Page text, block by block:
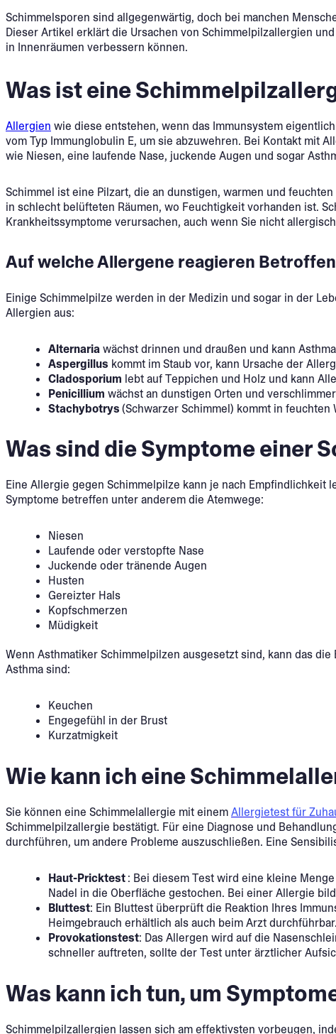
Schimmelsporen sind allgegenwärtig, doch bei manchen
Dieser Artikel erklärt die Ursachen von Schimmelpilzallergien
in Innenräumen verbessern können.
Was ist eine
Allergien wie diese entstehen, wenn das Immunsystem
vom Typ Immunglobulin E, um sie abzuwehren. Bei Kontakt mit
wie Niesen, eine laufende Nase, juckende Augen und sogar
Schimmel ist eine Pilzart, die an dunstigen, warmen und
in schlecht belüfteten Räumen, wo Feuchtigkeit vorhanden ist.
Krankheitssymptome verursachen, auch wenn Sie nicht
Auf welche Allergene reagieren
Einige Schimmelpilze werden in der Medizin und sogar in der
Allergien aus:
Alternariawächst drinnen und draußen und kann
Aspergillus kommt im Staub vor, kann Ursache der
Cladosporium lebt auf Teppichen und Holz und kann
Penicillium wächst an dunstigen Orten und
Stachybotrys(Schwarzer Schimmel) kommt in
Was sind die Symptome einer
Eine Allergie gegen Schimmelpilze kann je nach
Symptome betreffen unter anderem die Atemwege:
Niesen
Laufende oder verstopfte Nase
Juckende oder tränende Augen
Husten
Gereizter Hals
Kopfschmerzen
Müdigkeit
Wenn Asthmatiker Schimmelpilzen ausgesetzt sind, kann das
Asthma sind:
Keuchen
Engegefühl in der Brust
Kurzatmigkeit
Wie kann ich eine
Sie können eine Schimmelallergie mit einemAllergietest für
Schimmelpilzallergie bestätigt. Für eine Diagnose und
durchführen, um andere Probleme auszuschließen. Eine
Haut-Pricktest: Bei diesem Test wird eine kleine
Nadel in die Oberfläche gestochen. Bei einer Allergie
Bluttest: Ein Bluttest überprüft die Reaktion Ihres
Heimgebrauch erhältlich als auch beim Arzt
Provokationstest: Das Allergen wird auf die
schneller auftreten, sollte der Test unter ärztlicher
Was kann ich tun, um
Schimmelpilzallergien lassen sich am effektivsten vorbeugen,